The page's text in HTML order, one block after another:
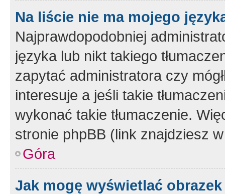
Na liście nie ma mojego
Najprawdopodobniej
języka lub nikt takiego
zapytać administratora czy
interesuje a jeśli takie
wykonać takie tłumaczenie.
stronie phpBB (link znajdziesz
Góra
Jak mogę wyświetlać